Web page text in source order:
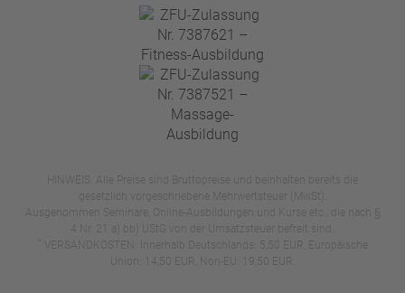
HINWEIS: Alle Preise sind Bruttopreise und beinhalten bereits die
gesetzlich vorgeschriebene Mehrwertsteuer (MwSt).
Ausgenommen Seminare, Online-Ausbildungen und Kurse etc., die nach §
4 Nr. 21 a) bb) UStG von der Umsatzsteuer befreit sind.
VERSANDKOSTEN: Innerhalb Deutschlands: 5,50 EUR, Europäische
Union: 14,50 EUR, Non-EU: 19,50 EUR.